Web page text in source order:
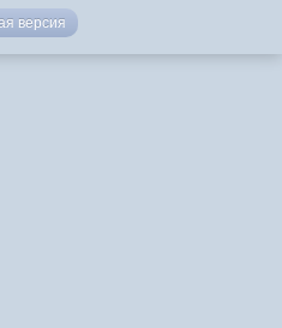
версия